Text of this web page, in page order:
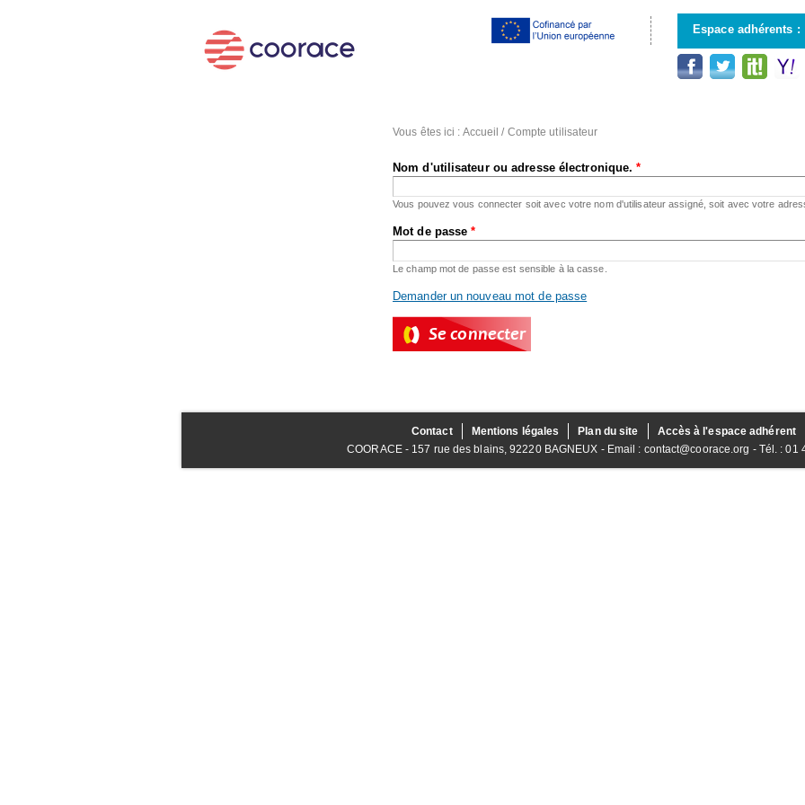
contenu
principal
Espace adhérents :
Vous êtes ici : Accueil / Compte utilisateur
Nom d'utilisateur ou adresse électronique.*
Vous pouvez vous connecter soit avec votre nom d'utilisateur assigné, soit avec votre
Mot de passe*
Le champ mot de passe est sensible à la casse.
Demander un nouveau mot de passe
Contact Mentions légales Plan du site
Accès à l'espace adhérent
COORACE - 157 rue des blains, 92220 BAGNEUX - Email : contact@coorace.org - Tél. : 01